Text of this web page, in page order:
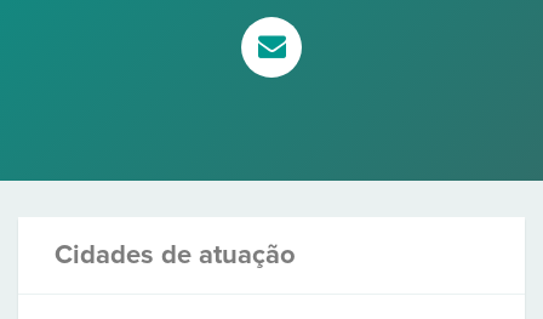
Cidades de atuação